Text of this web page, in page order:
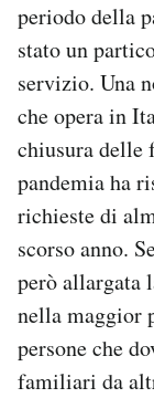
periodo della
stato un
servizio. Una
che opera in
chiusura delle
pandemia ha
richieste di
scorso anno.
però allargata
nella maggior
persone che
familiari da